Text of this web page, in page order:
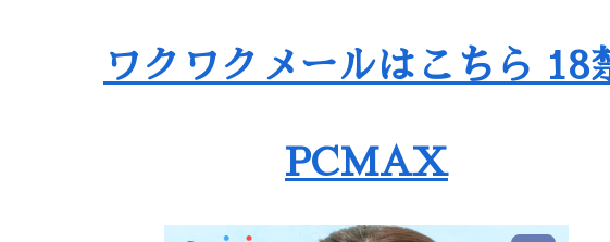
ワクワクメールはこちら 18
PCMAX